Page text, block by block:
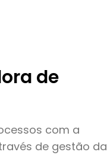
de
com a
de gestão da